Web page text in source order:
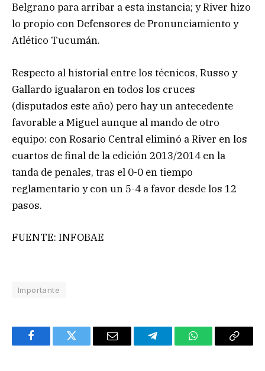
Belgrano para arribar a esta instancia; y River hizo
lo propio con Defensores de Pronunciamiento y
Atlético Tucumán.
Respecto al historial entre los técnicos, Russo y
Gallardo igualaron en todos los cruces
(disputados este año) pero hay un antecedente
favorable a Miguel aunque al mando de otro
equipo: con Rosario Central eliminó a River en los
cuartos de final de la edición 2013/2014 en la
tanda de penales, tras el 0-0 en tiempo
reglamentario y con un 5-4 a favor desde los 12
pasos.
FUENTE: INFOBAE
Importante
FacebookTwitter Email TelegramWhatsAppCopy